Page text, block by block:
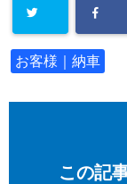
お客様｜納車
この記